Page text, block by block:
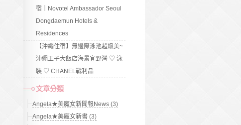
宿｜Novotel Ambassador Seoul
Dongdaemun Hotels &
Residences
【沖繩住宿】無邊際泳池超級美~
沖繩王子大飯店海景宜野灣 ♡ 泳
裝 ♡ CHANEL戰利品
文章分類
Angela★美魔女新聞報News (3)
Angela★美魔女新書 (3)